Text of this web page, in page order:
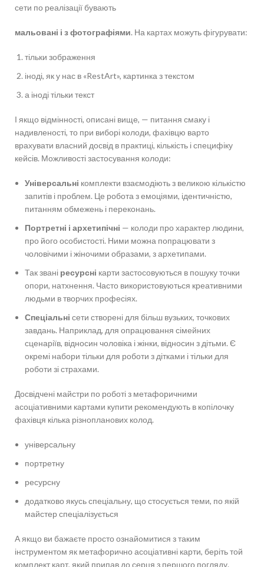
сети по реалізації бувають
мальовані і з фотографіями. На картах можуть фігурувати:
тільки зображення
іноді, як у нас в «RestArt», картинка з текстом
а іноді тільки текст
І якщо відмінності, описані вище, — питання смаку і
надивленості, то при виборі колоди, фахівцю варто
врахувати власний досвід в практиці, кількість і специфіку
кейсів. Можливості застосування колоди:
Універсальні комплекти взаємодіють з великою кількістю
запитів і проблем. Це робота з емоціями, ідентичністю,
питанням обмежень і переконань.
Портретні і архетипічні — колоди про характер людини,
про його особистості. Ними можна попрацювати з
чоловічими і жіночими образами, з архетипами.
Так звані ресурсні карти застосовуються в пошуку точки
опори, натхнення. Часто використовуються креативними
людьми в творчих професіях.
Спеціальні сети створені для більш вузьких, точкових
завдань. Наприклад, для опрацювання сімейних
сценаріїв, відносин чоловіка і жінки, відносин з дітьми. Є
окремі набори тільки для роботи з дітками і тільки для
роботи зі страхами.
Досвідчені майстри по роботі з метафоричними
асоціативними картами купити рекомендують в копілочку
фахівця кілька різнопланових колод.
універсальну
портретну
ресурсну
додатково якусь спеціальну, що стосується теми, по якій
майстер спеціалізується
А якщо ви бажаєте просто ознайомитися з таким
інструментом як метафорично асоціативні карти, беріть той
комплект карт, який припав до серця з першого погляду.